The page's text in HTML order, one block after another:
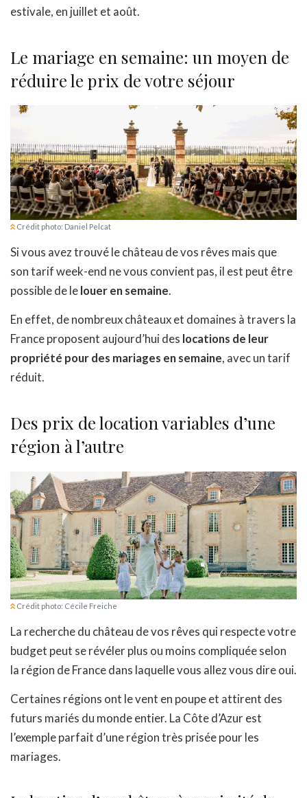
estivale, en juillet et août.
Le mariage en semaine: un moyen de
réduire le prix de votre séjour
Crédit photo: Daniel Pelcat
Si vous avez trouvé le château de vos rêves mais que
son tarif week-end ne vous convient pas, il est peut être
possible de lelouer en semaine.
En effet, de nombreux châteaux et domaines à travers la
France proposent aujourd’hui des locations de leur
propriété pour des mariages en semaine, avec un tarif
réduit.
Des prix de location variables d’une
région à l’autre
Crédit photo: Cécile Freiche
La recherche du château de vos rêves qui respecte votre
budget peut se révéler plus ou moins compliquée selon
la région de France dans laquelle vous allez vous dire oui.
Certaines régions ont le vent en poupe et attirent des
futurs mariés du monde entier. La Côte d’Azur est
l’exemple parfait d’une région très prisée pour les
mariages.